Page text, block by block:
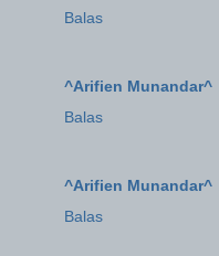
Balas
^Arifien Munandar^
Balas
^Arifien Munandar^
Balas